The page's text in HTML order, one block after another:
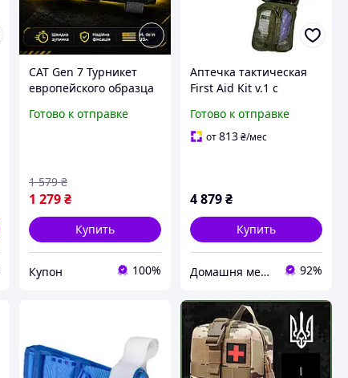
CAT Gen 7 Турникет
европейского образца
кровотечения КЕТ САТ
Готово к отправке
1 279 ₴
1 579 ₴
Купить
Купон 100%
Аптечка тактическая
First Aid Kit v.1 с
Paramedic (Украина)
Готово к отправке
от813₴/мес
4 879₴
Купить
Домашня медтехніка та ортопедичні товари 92%